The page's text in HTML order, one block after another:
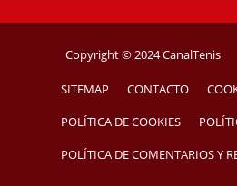
Copyright © 2024 CanalTenis
SITEMAP CONTACTO
POLÍTICA DE COOKIES
POLÍTICA DE COMENTARIOS Y